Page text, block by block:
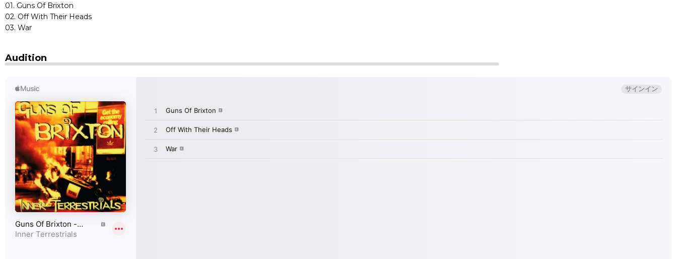
01. Guns Of Brixton
02. Off With Their Heads
03. War
Audition